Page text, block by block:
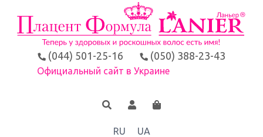
(044) 501-25-16 (050) 388-23-43
Официальный сайт в Украине
RU UA